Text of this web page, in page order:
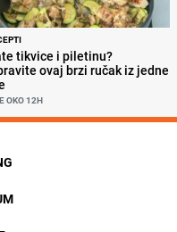
tikvice i piletinu?
ovaj brzi ručak iz jedne
OKO 12H